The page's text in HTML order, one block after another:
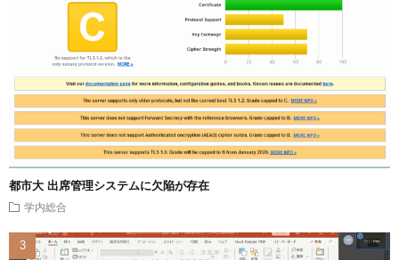
都市大 出席管理システムに欠陥が存在
学内総合